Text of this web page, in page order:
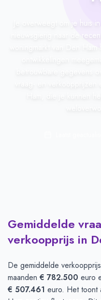
Je overweegt om je huis
nieuwsgierig naar de
woningmarkt van Den Ham
Gemiddelde
verkoopprijs in
De gemiddelde
maanden € 782.500 euro
€ 507.461 euro. Het toont